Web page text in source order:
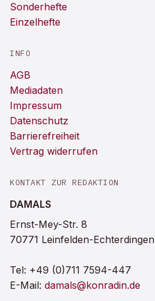
Sonderhefte
Einzelhefte
INFO
AGB
Mediadaten
Impressum
Datenschutz
Barrierefreiheit
Vertrag widerrufen
KONTAKT ZUR REDAKTION
DAMALS
Ernst-Mey-Str. 8
70771 Leinfelden-Echterdingen
Tel: +49 (0)711 7594-447
E-Mail: damals@konradin.de